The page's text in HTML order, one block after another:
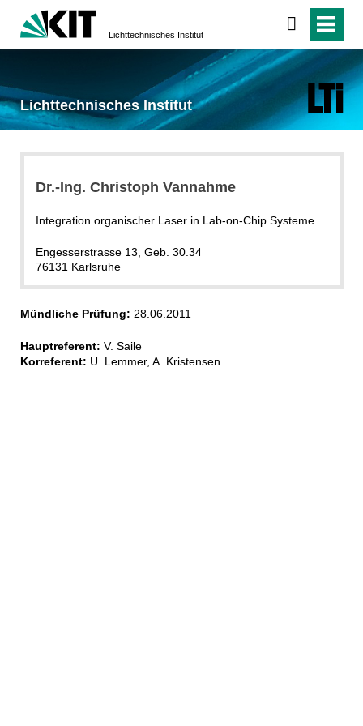
Lichttechnisches Institut
Lichttechnisches Institut
Dr.-Ing. Christoph Vannahme
Integration organischer Laser in Lab-on-Chip Systeme
Engesserstrasse 13, Geb. 30.34
76131 Karlsruhe
Mündliche Prüfung: 28.06.2011
Hauptreferent: V. Saile
Korreferent: U. Lemmer, A. Kristensen